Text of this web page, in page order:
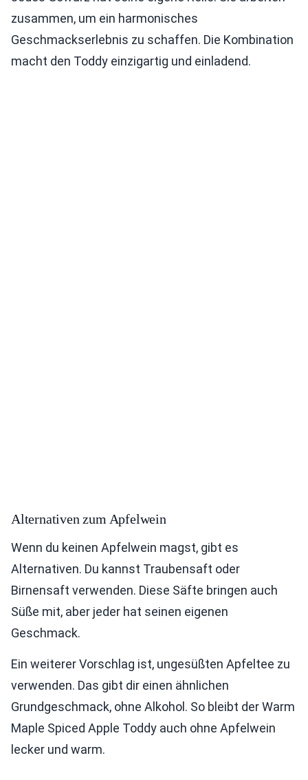
zusammen, um ein harmonisches
Geschmackserlebnis zu schaffen. Die Kombination
macht den Toddy einzigartig und einladend.
Alternativen zum Apfelwein
Wenn du keinen Apfelwein magst, gibt es
Alternativen. Du kannst Traubensaft oder
Birnensaft verwenden. Diese Säfte bringen auch
Süße mit, aber jeder hat seinen eigenen
Geschmack.
Ein weiterer Vorschlag ist, ungesüßten Apfeltee zu
verwenden. Das gibt dir einen ähnlichen
Grundgeschmack, ohne Alkohol. So bleibt der Warm
Maple Spiced Apple Toddy auch ohne Apfelwein
lecker und warm.